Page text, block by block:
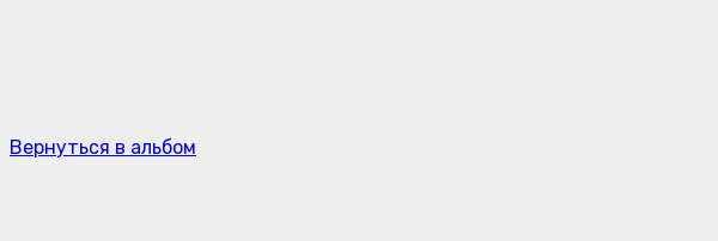
Вернуться в альбом